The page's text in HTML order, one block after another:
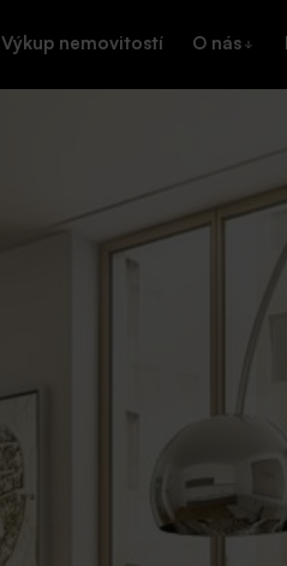
Výkup nemovitostí O nás